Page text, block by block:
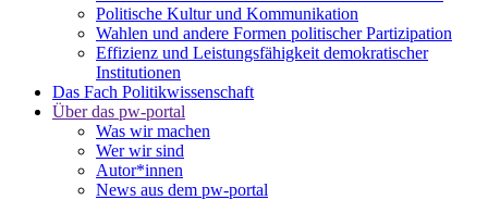
Politische Kultur und Kommunikation
Wahlen und andere Formen politischer Partizipation
Effizienz und Leistungsfähigkeit demokratischer
Institutionen
Das Fach Politikwissenschaft
Über das pw-portal
Was wir machen
Wer wir sind
Autor*innen
News aus dem pw-portal